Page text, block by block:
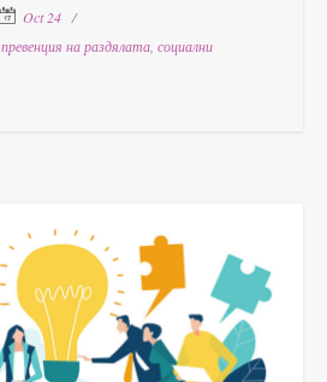
Oct 24
превенция на раздялата социални